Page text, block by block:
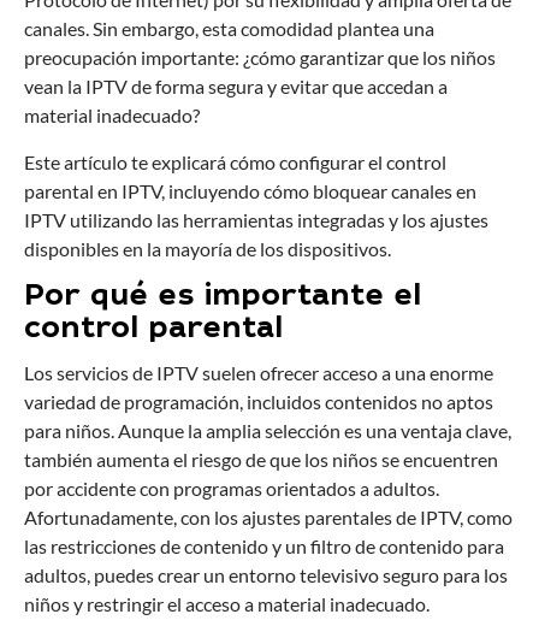
canales. Sin embargo, esta comodidad plantea una
preocupación importante: ¿cómo garantizar que los niños
vean la IPTV de forma segura y evitar que accedan a
material inadecuado?
Este artículo te explicará cómo configurar el control
parental en IPTV, incluyendo cómo bloquear canales en
IPTV utilizando las herramientas integradas y los ajustes
disponibles en la mayoría de los dispositivos.
Por qué es importante el
control parental
Los servicios de IPTV suelen ofrecer acceso a una enorme
variedad de programación, incluidos contenidos no aptos
para niños. Aunque la amplia selección es una ventaja clave,
también aumenta el riesgo de que los niños se encuentren
por accidente con programas orientados a adultos.
Afortunadamente, con los ajustes parentales de IPTV, como
las restricciones de contenido y un filtro de contenido para
adultos, puedes crear un entorno televisivo seguro para los
niños y restringir el acceso a material inadecuado.